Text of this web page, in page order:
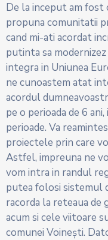
De la inceput am fost
propuna comunitatii
cand mi-ati acordat
putinta sa modernizez
integra in Uniunea
ne cunoastem atat
acordul
pe o perioada de 6
perioade. Va
proiectele prin care
Astfel, impreuna ne
vom intra in randul
putea folosi sistemul
racorda la reteaua de
acum si cele viitoare
comunei Voinești.